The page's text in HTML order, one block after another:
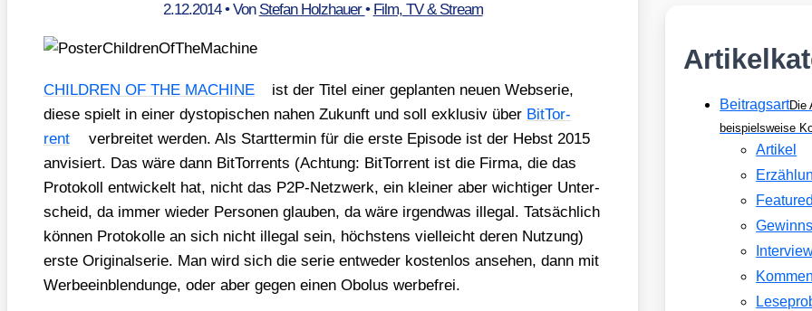
2.12.2014• Von Stefan Holzhauer• Film, TV & Stream
CHILDREN OF THE MACHINE
ist der Titel einer geplan­ten neu­en Webse­rie,
die­se spielt in einer dys­to­pi­schen nahen Zukunft und soll exklu­siv über Bit­Tor­
rent
ver­brei­tet wer­den. Als Start­ter­min für die ers­te Epi­so­de ist der Hebst 2015
anvi­siert. Das wäre dann Bit­Tor­rents (Ach­tung: Bit­Tor­rent ist die Fir­ma, die das
Pro­to­koll ent­wi­ckelt hat, nicht das P2P-Netz­werk, ein klei­ner aber wich­ti­ger Unter­
scheid, da immer wie­der Per­so­nen glau­ben, da wäre irgend­was ille­gal. Tat­säch­lich
kön­nen Pro­to­kol­le an sich nicht ille­gal sein, höchs­tens viel­leicht deren Nut­zung)
ers­te Ori­gi­nal­se­rie. Man wird sich die serie ent­we­der kos­ten­los anse­hen, dann mit
Wer­be­ein­blen­dun­ge, oder aber gegen einen Obo­lus wer­be­frei.
BeitragsartDie
beispielsweise
Artikel